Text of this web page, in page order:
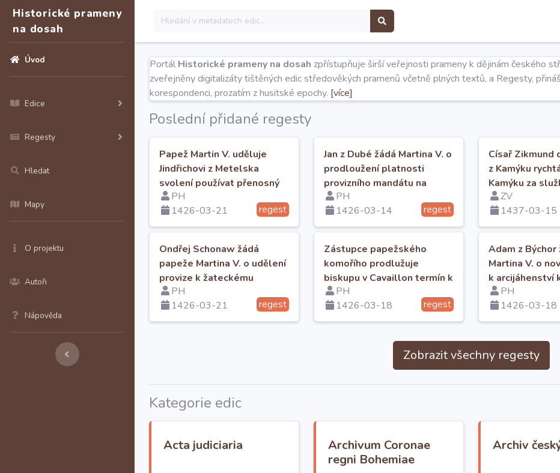
Historické prameny
na dosah
Úvod
Edice
Regesty
Hledat
Mapy
O projektu
Autoři
Nápověda
Portál Historické prameny na dosah zpřístupňuje širší veřejnosti prameny k dějinám českého
zveřejněny digitalizáty tištěných edic středověkých pramenů včetně plných textů, a Regesty,
korespondenci, prozatím z husitské epochy. [více]
Poslední přidané regesty
Papež Martin V. uděluje
Jindřichovi z Metelska
svolení používat přenosný
oltář.
PH
1426-03-21
regest
Jan z Dubé žádá Martina V. o
prodloužení platnosti
provizního mandátu na
kanonikát u sv. Jiří na
Pražském hradě.
PH
1426-03-14
regest
Císař Zikmund
z Kamýku
Kamýku za
Karlštejně.
ZV
1437-03-15
Ondřej Schonaw žádá
papeže Martina V. o udělení
provize k žateckému
arcijáhenství.
PH
1426-03-21
regest
Zástupce papežského
komořího prodlužuje
biskupu v Cavaillon termín k
zaplacení jeho závazků
komoře.
PH
1426-03-18
regest
Adam z Býchor
Martina V. o
k arcijáhenství
PH
1426-03-18
Zobrazit všechny regesty
Kategorie edic
Acta judiciaria
Archivum Coronae
regni Bohemiae
Archiv